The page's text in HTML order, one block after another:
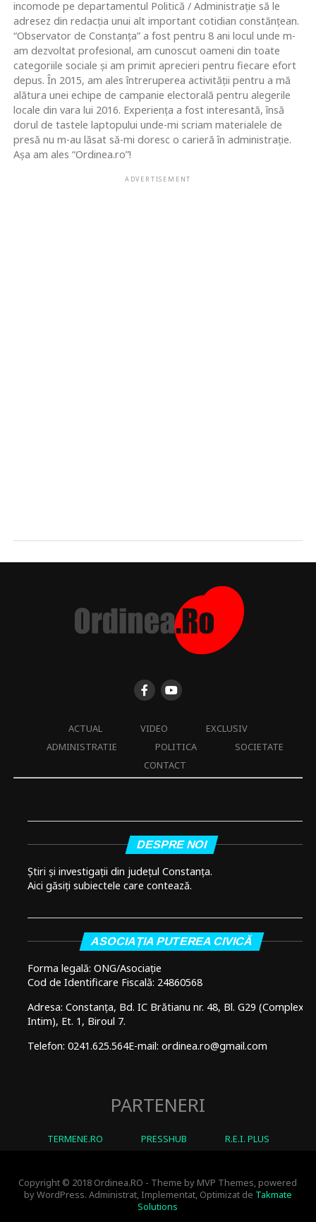
incomode pe departamentul Politică / Administrație să le
adresez din redacția unui alt important cotidian constănțean.
“Observator de Constanța” a fost pentru 8 ani locul unde m-
am dezvoltat profesional, am cunoscut oameni din toate
categoriile sociale și am primit aprecieri pentru fiecare efort
depus. În 2015, am ales întreruperea activității pentru a mă
alătura unei echipe de campanie electorală pentru alegerile
locale din vara lui 2016. Experiența a fost interesantă, însă
dorul de tastele laptopului unde-mi scriam materialele de
presă nu m-au lăsat să-mi doresc o carieră în administrație.
Așa am ales “Ordinea.ro”!
ADVERTISEMENT
ACTUAL VIDEO
EXCLUSIV
ADMINISTRATIE
POLITICA
SOCIETATE
CONTACT
DESPRE NOI
Știri și investigații din județul Constanța.
Aici găsiți subiectele care contează.
ASOCIAȚIA PUTEREA CIVICĂ
Forma legală: ONG/Asociație
Cod de Identificare Fiscală: 24860568
Adresa: Constanța, Bd. IC Brătianu nr. 48, Bl. G29 (Complex
Intim), Et. 1, Biroul 7.
Telefon: 0241.625.564E-mail: ordinea.ro@gmail.com
PARTENERI
TERMENE.RO PRESSHUB R.E.I. PLUS
Copyright © 2018 Ordinea.RO - Theme by MVP Themes, powered
by WordPress. Administrat, Implementat, Optimizat de Takmate
Solutions